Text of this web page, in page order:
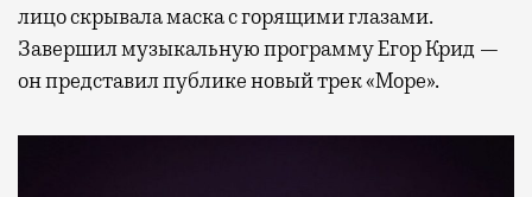
лицо скрывала маска с горящими глазами.
Завершил музыкальную программу Егор Крид —
он представил публике новый трек «Море».